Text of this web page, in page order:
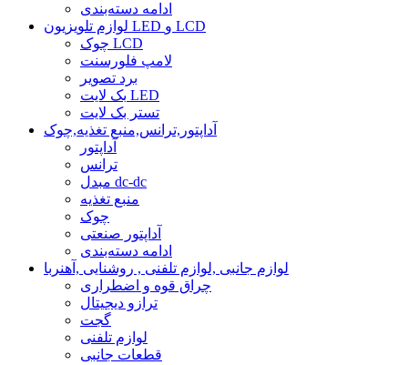
ادامه دسته‌بندی
لوازم تلویزیون LED و LCD
چوک LCD
لامپ فلورسنت
برد تصویر
بک لایت LED
تستر بک لایت
آداپتور,ترانس,منبع تغذیه,چوک
آداپتور
ترانس
مبدل dc-dc
منبع تغذیه
چوک
آداپتور صنعتی
ادامه دسته‌بندی
لوازم جانبی ,لوازم تلفنی , روشنایی ,آهنربا
چراق قوه و اضطراری
ترازو دیجیتال
گجت
لوازم تلفنی
قطعات جانبی